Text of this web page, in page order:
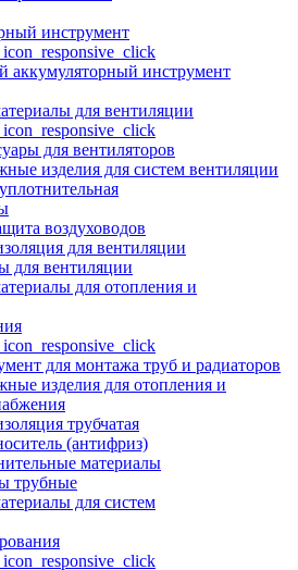
инструмент
аккумуляторный инструмент
для вентиляции
для вентиляторов
изделия для систем вентиляции
воздуховодов
для вентиляции
для вентиляции
для отопления и
для монтажа труб и радиаторов
изделия для отопления и
трубчатая
(антифриз)
материалы
трубные
для систем